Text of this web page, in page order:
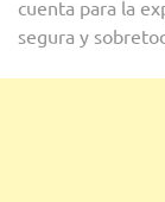
cuenta para la
segura y